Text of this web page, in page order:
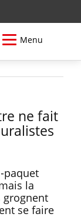
Menu
ne fait
paquet
la
grognent
se faire